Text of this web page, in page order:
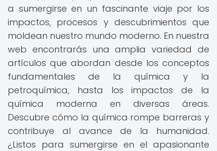
a sumergirse en un fascinante viaje por los
impactos, procesos y descubrimientos que
moldean nuestro mundo moderno. En nuestra
web encontrarás una amplia variedad de
artículos que abordan desde los conceptos
fundamentales de la química y la
petroquímica, hasta los impactos de la
química moderna en diversas áreas.
Descubre cómo la química rompe barreras y
contribuye al avance de la humanidad.
¿Listos para sumergirse en el apasionante